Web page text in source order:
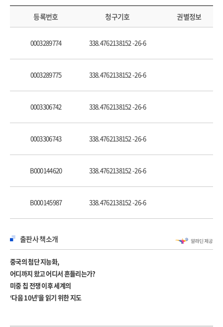
2장 중국 반도체와 인공 지능 생태계 팽창
인공 지능 제국주의 121
딥시크 이후의 판도 172
중국 AI 공급망, 어디까지 내재화됐나? 181
3장 자유 무역 파운드리 전쟁
대만 파운드리의 현주소 227
일본의 재도전 247
중국 파운드리 산업의 팽창 전략 289
실리콘 트라이앵글 299
COCOM 2.0은 가능한가? 339
5장 중국의 미개척 반도체 영역 진출
미중 과학 기술 역량의 재편 361
미중 패권 경쟁의 다음 전장, 양자 컴퓨터 411
등록번호 청구기호 권별정보
0003289774 338.4762138152 -26-6
0003289775 338.4762138152 -26-6
0003306742 338.4762138152 -26-6
0003306743 338.4762138152 -26-6
B000144620 338.4762138152 -26-6
B000145987 338.4762138152 -26-6
출판사 책소개
중국의 첨단 지능화,
어디까지 왔고 어디서 흔들리는가?
미중 칩 전쟁 이후 세계의
‘다음 10년’을 읽기 위한 지도